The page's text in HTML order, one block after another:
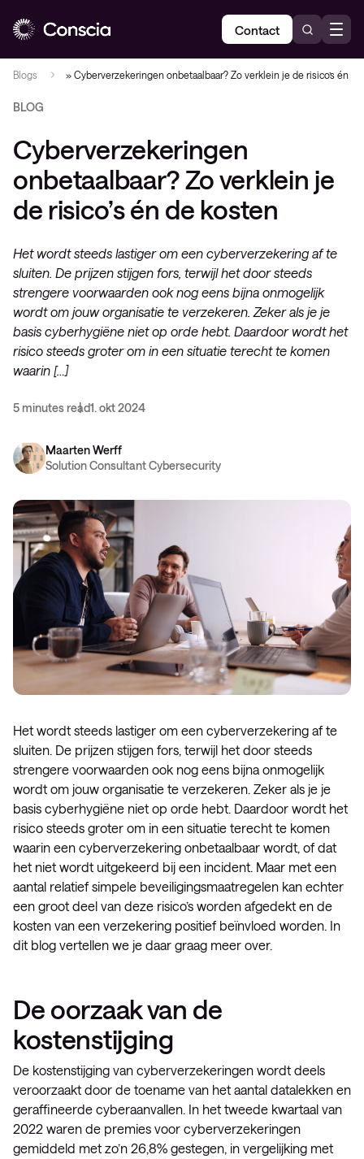
Contact
Blogs » Cyberverzekeringen onbetaalbaar? Zo verklein je de risico’s én
BLOG
Cyberverzekeringen
onbetaalbaar? Zo verklein je
de risico’s én de kosten
Het wordt steeds lastiger om een cyberverzekering af te
sluiten. De prijzen stijgen fors, terwijl het door steeds
strengere voorwaarden ook nog eens bijna onmogelijk
wordt om jouw organisatie te verzekeren. Zeker als je je
basis cyberhygiëne niet op orde hebt. Daardoor wordt het
risico steeds groter om in een situatie terecht te komen
waarin […]
5 minutes read1. okt 2024
Maarten Werff
Solution Consultant Cybersecurity
Het wordt steeds lastiger om een cyberverzekering af te
sluiten. De prijzen stijgen fors, terwijl het door steeds
strengere voorwaarden ook nog eens bijna onmogelijk
wordt om jouw organisatie te verzekeren. Zeker als je je
basis cyberhygiëne niet op orde hebt. Daardoor wordt het
risico steeds groter om in een situatie terecht te komen
waarin een cyberverzekering onbetaalbaar wordt, of dat
het niet wordt uitgekeerd bij een incident. Maar met een
aantal relatief simpele beveiligingsmaatregelen kan echter
een groot deel van deze risico’s worden afgedekt en de
kosten van een verzekering positief beïnvloed worden. In
dit blog vertellen we je daar graag meer over.
De oorzaak van de
kostenstijging
De kostenstijging van cyberverzekeringen wordt deels
veroorzaakt door de toename van het aantal datalekken en
geraffineerde cyberaanvallen. In het tweede kwartaal van
2022 waren de premies voor cyberverzekeringen
gemiddeld met zo’n 26,8% gestegen, in vergelijking met